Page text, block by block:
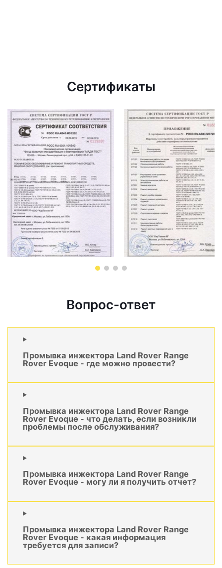
Сертификаты
Вопрос-ответ
Промывка инжектора Land Rover Range
Rover Evoque - где можно провести?
Промывка инжектора Land Rover Range
Rover Evoque - что делать, если возникли
проблемы после обслуживания?
Промывка инжектора Land Rover Range
Rover Evoque - могу ли я получить отчет?
Промывка инжектора Land Rover Range
Rover Evoque - какая информация
требуется для записи?